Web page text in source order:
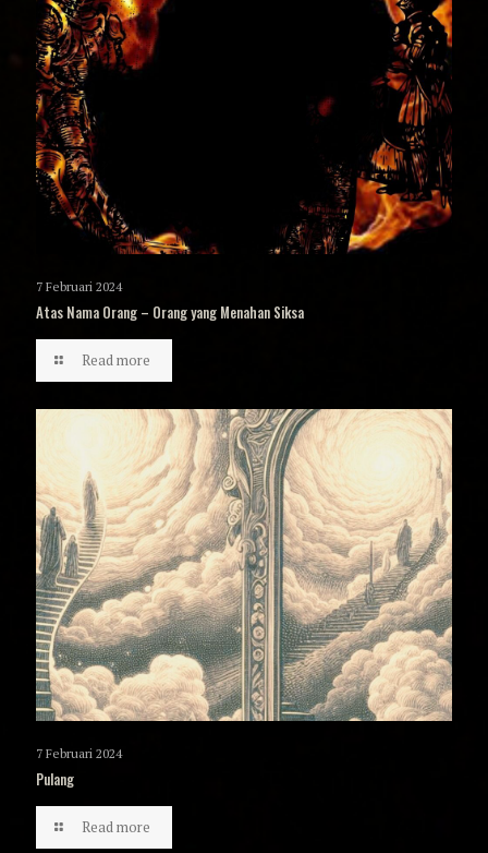
7 Februari 2024
Atas Nama Orang – Orang yang Menahan Siksa
Read more
7 Februari 2024
Pulang
Read more